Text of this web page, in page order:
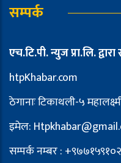
सम्पर्क
एच.टि.पी. न्युज प्रा.लि.
htpKhabar.com
ठेगानाः टिकाथली-५
इमेल:
सम्पर्क नम्बर :